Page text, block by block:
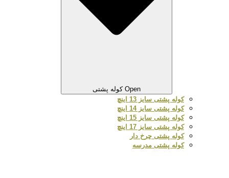
Open کوله پشتی
کوله پشتی سایز 13 اینچ
کوله پشتی سایز 14 اینچ
کوله پشتی سایز 15 اینچ
کوله پشتی سایز 17 اینچ
کوله پشتی چرخ دار
کوله پشتی مدرسه